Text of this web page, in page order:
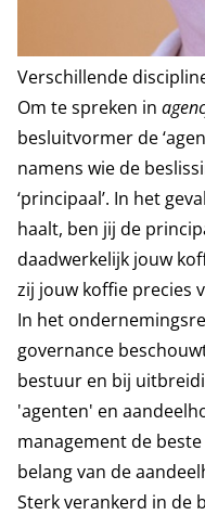
Verschillende
Om te spreken in
besluitvormer de
namens wie de
‘principaal’. In het
haalt, ben jij de
daadwerkelijk jouw
zij jouw koffie precies
In het
governance
bestuur en bij
'agenten' en
management de
belang van de
Sterk verankerd in de